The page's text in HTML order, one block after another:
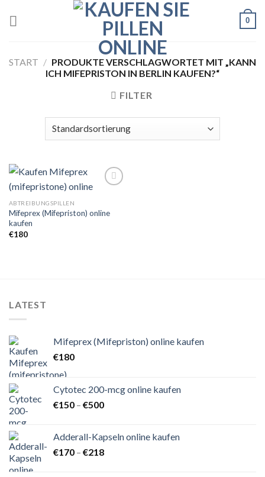
0
START / PRODUKTE VERSCHLAGWORTET MIT „KANN
ICH MIFEPRISTON IN BERLIN KAUFEN?“
FILTER
Add to
ABTREIBUNGSPILLEN
Mifeprex (Mifepriston) online
kaufen
€180
LATEST
Mifeprex (Mifepriston) online kaufen
€180
Cytotec 200-mcg online kaufen
€150 – €500Preisspanne:
€500
Adderall-Kapseln online kaufen
€170 – €218Preisspanne: